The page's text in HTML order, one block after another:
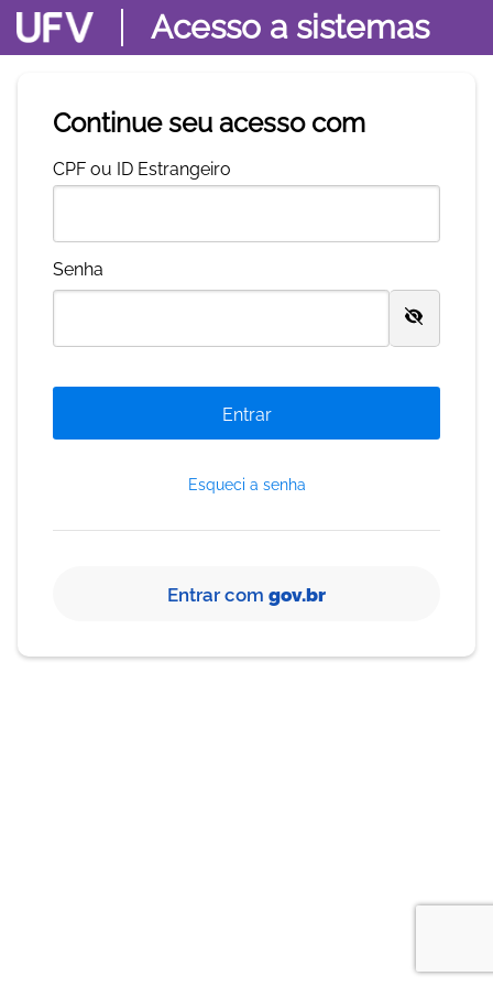
Acesso a sistemas
Continue seu acesso com
CPF ou ID Estrangeiro
Senha
Esqueci a senha
Entrar com gov.br